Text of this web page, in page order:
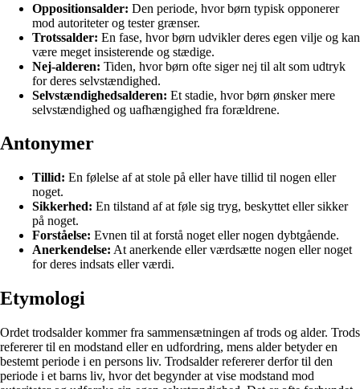
Oppositionsalder: Den periode, hvor børn typisk opponerer
mod autoriteter og tester grænser.
Trotssalder: En fase, hvor børn udvikler deres egen vilje og kan
være meget insisterende og stædige.
Nej-alderen: Tiden, hvor børn ofte siger nej til alt som udtryk
for deres selvstændighed.
Selvstændighedsalderen: Et stadie, hvor børn ønsker mere
selvstændighed og uafhængighed fra forældrene.
Antonymer
Tillid: En følelse af at stole på eller have tillid til nogen eller
noget.
Sikkerhed: En tilstand af at føle sig tryg, beskyttet eller sikker
på noget.
Forståelse: Evnen til at forstå noget eller nogen dybtgående.
Anerkendelse: At anerkende eller værdsætte nogen eller noget
for deres indsats eller værdi.
Etymologi
Ordet trodsalder kommer fra sammensætningen af trods og alder. Trods
refererer til en modstand eller en udfordring, mens alder betyder en
bestemt periode i en persons liv. Trodsalder refererer derfor til den
periode i et barns liv, hvor det begynder at vise modstand mod